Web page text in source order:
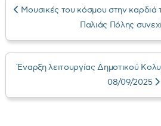
Μουσικές του κόσμου στην καρδιά
Παλιάς Πόλης
Έναρξη λειτουργίας Δημοτικού
08/09/2025